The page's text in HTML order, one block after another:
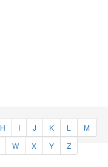
H I J K L
M
W X Y Z